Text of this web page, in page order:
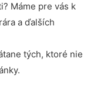
Máme pre vás k
a ďalších
tých, ktoré nie